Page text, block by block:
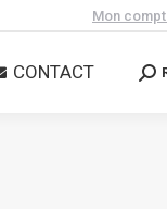
Mon
CONTACT
CONTACT